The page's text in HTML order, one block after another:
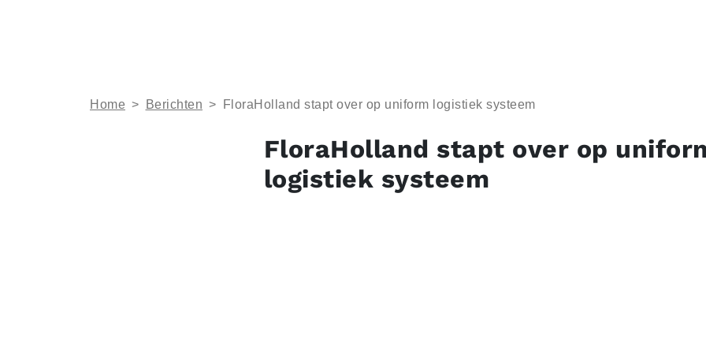
Home > Berichten > FloraHolland stapt over op uniform logistiek systeem
FloraHolland stapt over op
logistiek systeem